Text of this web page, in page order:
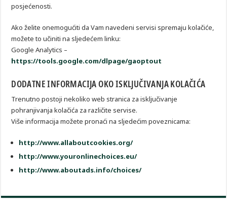
posjećenosti.
Ako želite onemogućiti da Vam navedeni servisi spremaju kolačiće,
možete to učiniti na sljedećem linku:
Google Analytics –
https://tools.google.com/dlpage/gaoptout
DODATNE INFORMACIJA OKO ISKLJUČIVANJA KOLAČIĆA
Trenutno postoji nekoliko web stranica za isključivanje
pohranjivanja kolačića za različite servise.
Više informacija možete pronaći na sljedećim poveznicama:
http://www.allaboutcookies.org/
http://www.youronlinechoices.eu/
http://www.aboutads.info/choices/